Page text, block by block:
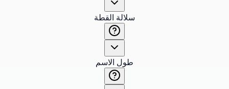
سلالة القطة
طول الاسم